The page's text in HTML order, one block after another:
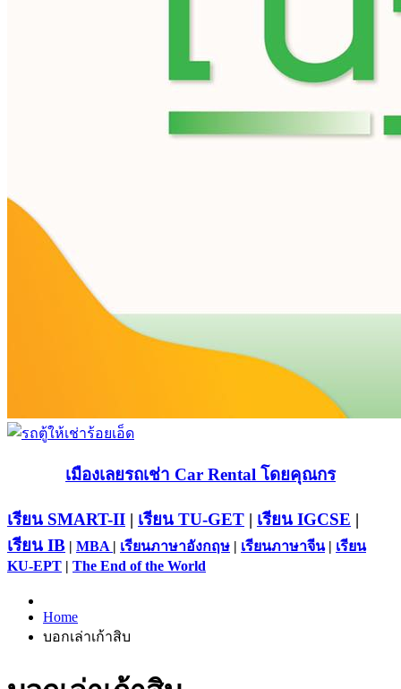
เมืองเลยรถเช่า Car Rental โดยคุณกร
เรียน SMART-II | เรียน TU-GET | เรียน IGCSE |
เรียน IB | MBA | เรียนภาษาอังกฤษ | เรียนภาษาจีน| เรียน
KU-EPT | The End of the World
Home
บอกเล่าเก้าสิบ